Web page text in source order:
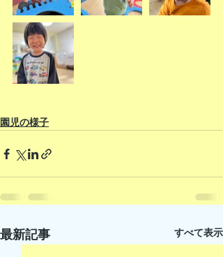
園児の様子
最新記事 すべて表示